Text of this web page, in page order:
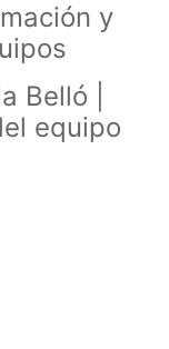
y
Belló |
equipo